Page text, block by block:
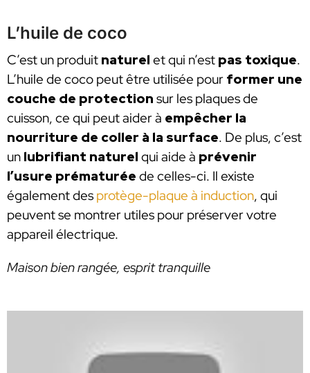
L’huile de coco
C’est un produit naturel et qui n’est pas toxique.
L’huile de coco peut être utilisée pour former une
couche de protection sur les plaques de
cuisson, ce qui peut aider à empêcher la
nourriture de coller à la surface. De plus, c’est
un lubrifiant naturel qui aide à prévenir
l’usure prématurée de celles-ci. Il existe
également des protège-plaque à induction, qui
peuvent se montrer utiles pour préserver votre
appareil électrique.
Maison bien rangée, esprit tranquille